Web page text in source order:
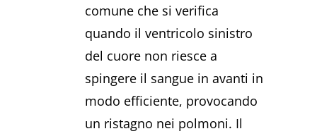
comune che si verifica
quando il ventricolo sinistro
del cuore non riesce a
spingere il sangue in avanti in
modo efficiente, provocando
un ristagno nei polmoni. Il